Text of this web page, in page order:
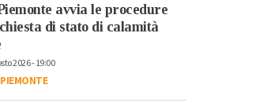
avvia le procedure
di stato di calamità
2026 - 19:00
PIEMONTE